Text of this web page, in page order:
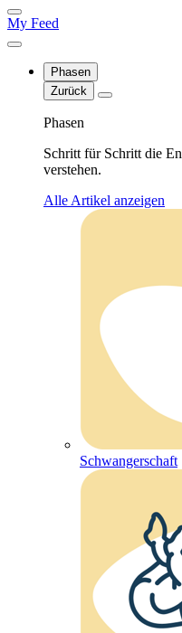
My Feed
Phasen
Zurück
Phasen
Schritt für Schritt die
verstehen.
Alle Artikel anzeigen
Schwangerschaft